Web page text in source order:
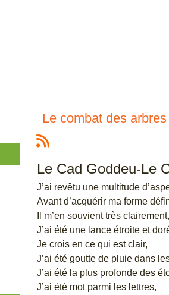
Le combat des
Le Cad Goddeu-Le
J’ai revêtu une multitude
Avant d’acquérir ma forme
Il m’en souvient très clairement,
J’ai été une lance étroite et
Je crois en ce qui est clair,
J’ai été goutte de pluie dans
J’ai été la plus profonde des
J’ai été mot parmi les lettres,